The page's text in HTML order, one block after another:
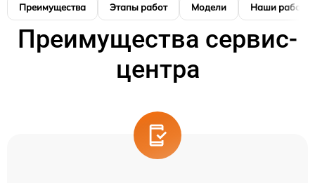
Преимущества Этапы работ Модели Наши работы
Преимущества сервис-
центра